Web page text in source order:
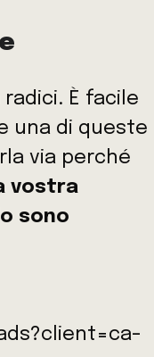
È facile
una di queste
via perché
vostra
sono